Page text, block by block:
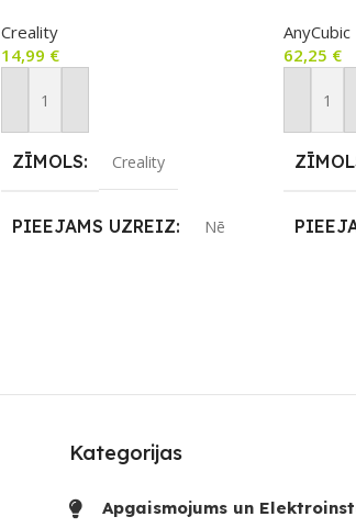
Creality
14,99 €
Pievienot Grozam
ZĪMOLS Creality
PIEEJAMS UZREIZ Nē
AnyCubic
62,25 €
Kategorijas
Apgaismojums un